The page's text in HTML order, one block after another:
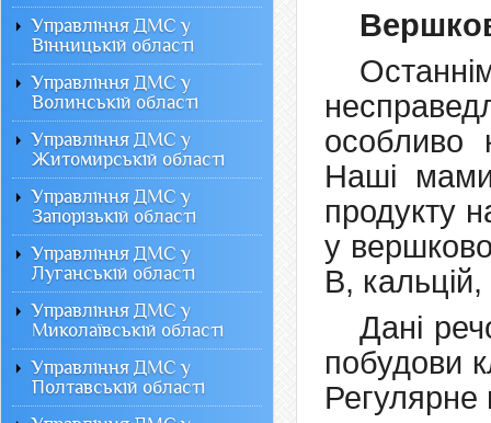
особливо
Наші
продукту
у
В, кальцій,
Дані
побудови
Управління ДМС у
Вінницькій області
Управління ДМС у
Волинській області
Управління ДМС у
Житомирській області
Управління ДМС у
Запорізькій області
Управління ДМС у
Луганській області
Управління ДМС у
Миколаївській області
Управління ДМС у
Полтавській області